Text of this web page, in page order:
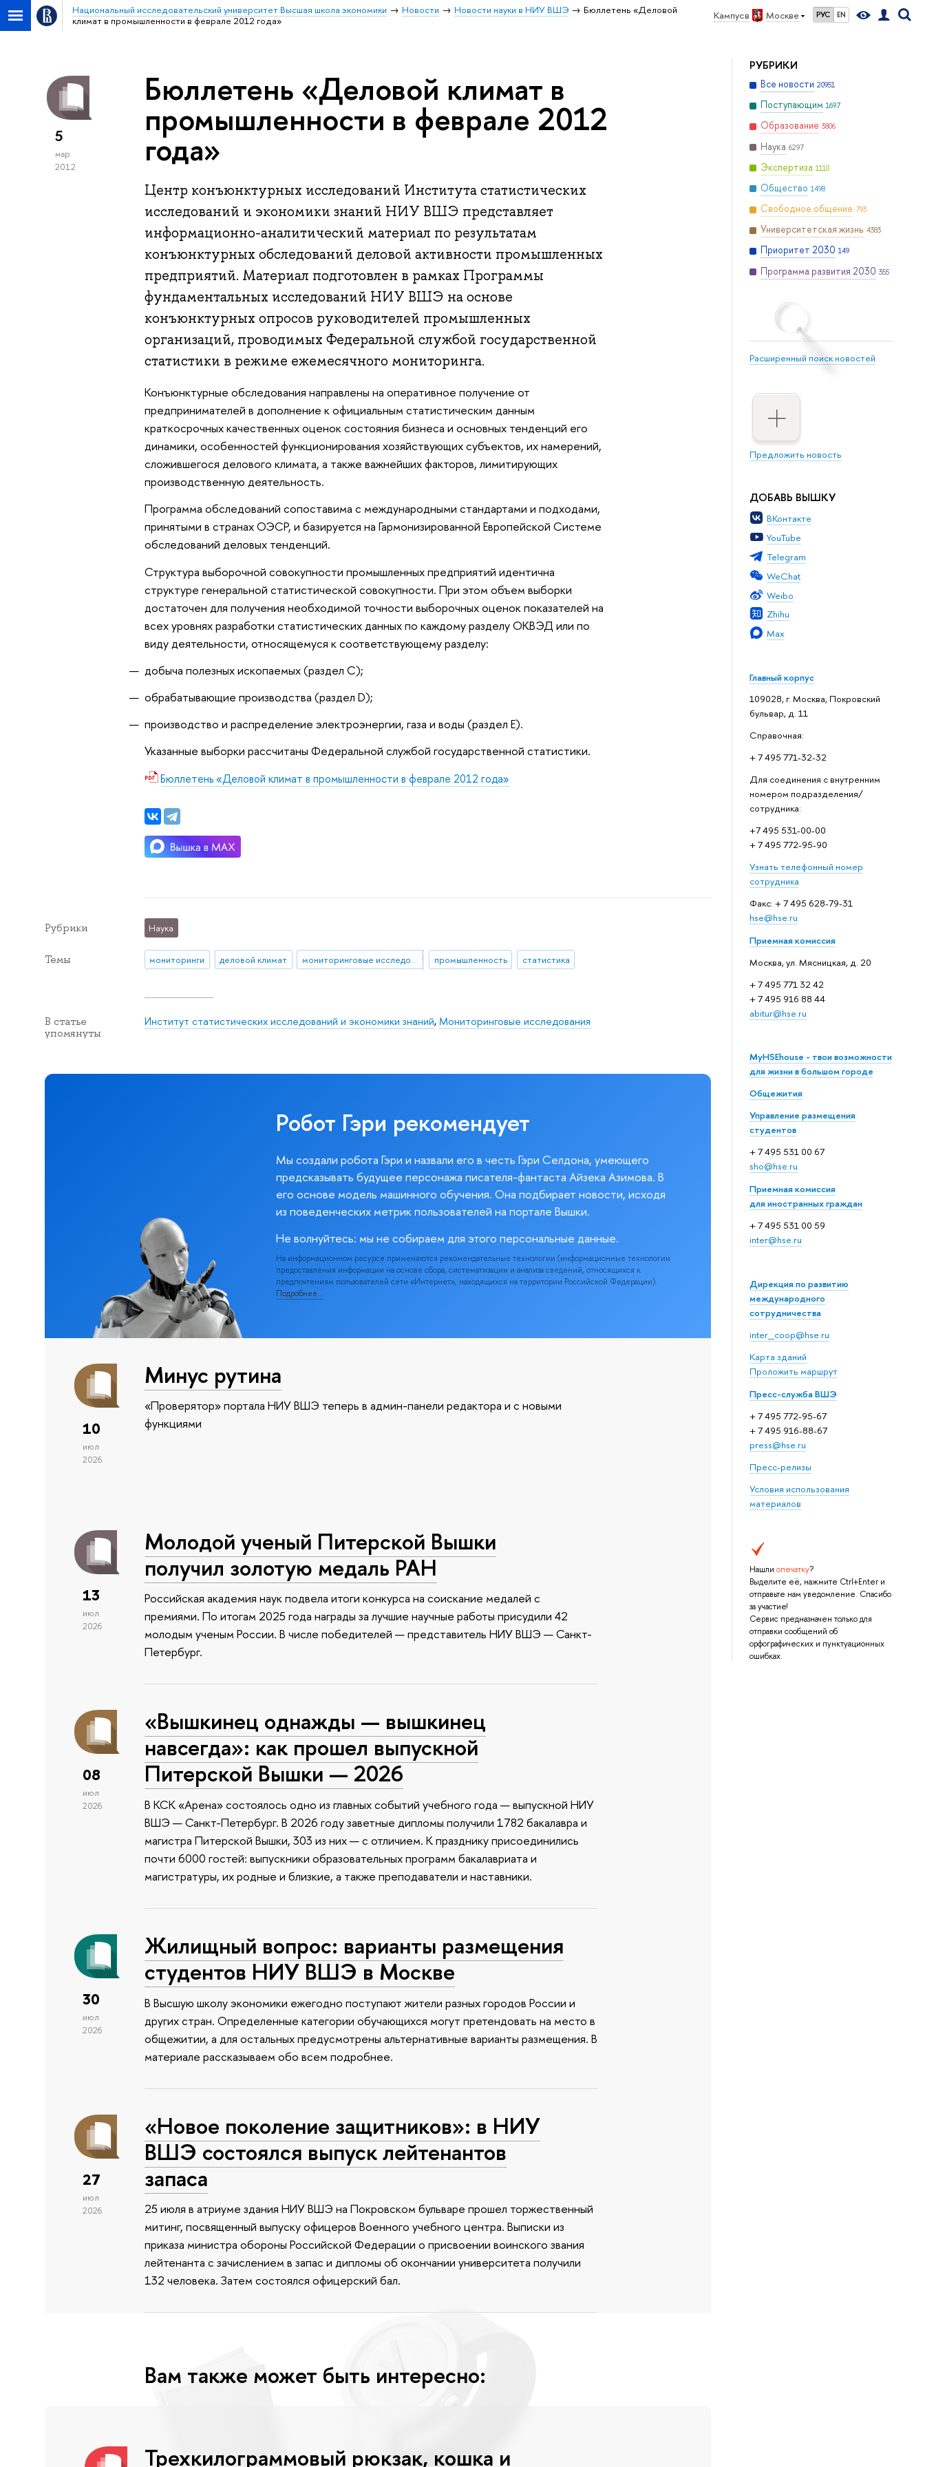
Кампус в Москве РУС EN
Национальный исследовательский университет Высшая школа экономики Новости Новости науки в НИУ ВШЭ
Бюллетень «Деловой
климат в промышленности в феврале 2012 года»
РУБРИКИ
Все новости 20951
Поступающим 1697
Образование 3806
Наука 6297
Экспертиза 1110
Общество 1498
Свободное общение 793
Университетская жизнь 4383
Приоритет 2030 149
Программа развития 2030 355
Расширенный поиск новостей
Предложить новость
ДОБАВЬ ВЫШКУ
ВКонтакте
YouTube
Telegram
WeChat
Weibo
Zhihu
Max
Главный корпус
109028, г. Москва, Покровский
бульвар, д. 11
Справочная:
+ 7 495 771-32-32
Для соединения с внутренним
номером подразделения/
сотрудника:
+7 495 531-00-00
+ 7 495 772-95-90
Узнать телефонный номер
сотрудника
Факс: + 7 495 628-79-31
hse@hse.ru
Приемная комиссия
Москва, ул. Мясницкая, д. 20
+ 7 495 771 32 42
+ 7 495 916 88 44
abitur@hse.ru
MyHSEhouse - твои возможности
для жизни в большом городе
Общежития
Управление размещения
студентов
+ 7 495 531 00 67
sho@hse.ru
Приемная комиссия
для иностранных граждан
+ 7 495 531 00 59
inter@hse.ru
Дирекция по развитию
международного
сотрудничества
inter_coop@hse.ru
Карта зданий
Проложить маршрут
Пресс-служба ВШЭ
+ 7 495 772-95-67
+ 7 495 916-88-67
press@hse.ru
Пресс-релизы
Условия использования
материалов
Нашли опечатку?
Выделите её, нажмите Ctrl+Enter и
отправьте нам уведомление. Спасибо
за участие!
Сервис предназначен только для
отправки сообщений об
орфографических и пунктуационных
ошибках.
5
мар
2012
Бюллетень «Деловой климат в
промышленности в феврале 2012
года»
Центр конъюнктурных исследований Института статистических
исследований и экономики знаний НИУ ВШЭ представляет
информационно-аналитический материал по результатам
конъюнктурных обследований деловой активности промышленных
предприятий. Материал подготовлен в рамках Программы
фундаментальных исследований НИУ ВШЭ на основе
конъюнктурных опросов руководителей промышленных
организаций, проводимых Федеральной службой государственной
статистики в режиме ежемесячного мониторинга.
Конъюнктурные обследования направлены на оперативное получение от
предпринимателей в дополнение к официальным статистическим данным
краткосрочных качественных оценок состояния бизнеса и основных тенденций его
динамики, особенностей функционирования хозяйствующих субъектов, их намерений,
сложившегося делового климата, а также важнейших факторов, лимитирующих
производственную деятельность.
Программа обследований сопоставима с международными стандартами и подходами,
принятыми в странах ОЭСР, и базируется на Гармонизированной Европейской Системе
обследований деловых тенденций.
Структура выборочной совокупности промышленных предприятий идентична
структуре генеральной статистической совокупности. При этом объем выборки
достаточен для получения необходимой точности выборочных оценок показателей на
всех уровнях разработки статистических данных по каждому разделу ОКВЭД или по
виду деятельности, относящемуся к соответствующему разделу:
добыча полезных ископаемых (раздел С);
обрабатывающие производства (раздел D);
производство и распределение электроэнергии, газа и воды (раздел Е).
Указанные выборки рассчитаны Федеральной службой государственной статистики.
Бюллетень «Деловой климат в промышленности в феврале 2012 года»
Рубрики Наука
Темы мониторинги деловой климат мониторинговые исследования промышленность статистика
В статье
упомянуты
Институт статистических исследований и экономики знаний,Мониторинговые исследования
Робот Гэри рекомендует
Мы создали робота Гэри и назвали его в честь Гэри Селдона, умеющего
предсказывать будущее персонажа писателя-фантаста Айзека Азимова. В
его основе модель машинного обучения. Она подбирает новости, исходя
из поведенческих метрик пользователей на портале Вышки.
Не волнуйтесь: мы не собираем для этого персональные данные.
На информационном ресурсе применяются рекомендательные технологии (информационные технологии
предоставления информации на основе сбора, систематизации и анализа сведений, относящихся к
предпочтениям пользователей сети «Интернет», находящихся на территории Российской Федерации).
Подробнее…
10
июл
2026
Минус рутина
«Проверятор» портала НИУ ВШЭ теперь в админ-панели редактора и с новыми
функциями
13
июл
2026
Молодой ученый Питерской Вышки
получил золотую медаль РАН
Российская академия наук подвела итоги конкурса на соискание медалей с
премиями. По итогам 2025 года награды за лучшие научные работы присудили 42
молодым ученым России. В числе победителей — представитель НИУ ВШЭ — Санкт-
Петербург.
08
июл
2026
«Вышкинец однажды — вышкинец
навсегда»: как прошел выпускной
Питерской Вышки — 2026
В КСК «Арена» состоялось одно из главных событий учебного года — выпускной НИУ
ВШЭ — Санкт-Петербург. В 2026 году заветные дипломы получили 1782 бакалавра и
магистра Питерской Вышки, 303 из них — с отличием. К празднику присоединились
почти 6000 гостей: выпускники образовательных программ бакалавриата и
магистратуры, их родные и близкие, а также преподаватели и наставники.
30
июл
2026
Жилищный вопрос: варианты размещения
студентов НИУ ВШЭ в Москве
В Высшую школу экономики ежегодно поступают жители разных городов России и
других стран. Определенные категории обучающихся могут претендовать на место в
общежитии, а для остальных предусмотрены альтернативные варианты размещения. В
материале рассказываем обо всем подробнее.
27
июл
2026
«Новое поколение защитников»: в НИУ
ВШЭ состоялся выпуск лейтенантов
запаса
25 июля в атриуме здания НИУ ВШЭ на Покровском бульваре прошел торжественный
митинг, посвященный выпуску офицеров Военного учебного центра. Выписки из
приказа министра обороны Российской Федерации о присвоении воинского звания
лейтенанта с зачислением в запас и дипломы об окончании университета получили
132 человека. Затем состоялся офицерский бал.
Вам также может быть интересно:
Трехкилограммовый рюкзак, кошка и